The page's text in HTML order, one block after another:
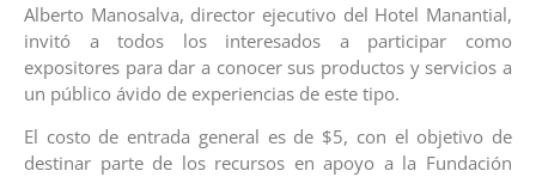
Alberto Manosalva, director ejecutivo del Hotel Manantial,
invitó a todos los interesados a participar como
expositores para dar a conocer sus productos y servicios a
un público ávido de experiencias de este tipo.
El costo de entrada general es de $5, con el objetivo de
destinar parte de los recursos en apoyo a la Fundación